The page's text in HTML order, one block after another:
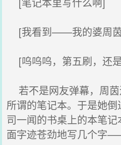
[我看到——我的婆周
[呜呜呜，第五刷，还
若不是网友弹幕，周
所谓的笔记本。于是她
司一闻的书桌上的本笔
面字迹苍劲地写几个字